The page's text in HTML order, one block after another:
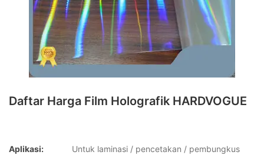
Daftar Harga Film Holografik HARDVOGUE
Aplikasi:
Untuk laminasi / pencetakan / pembungkus